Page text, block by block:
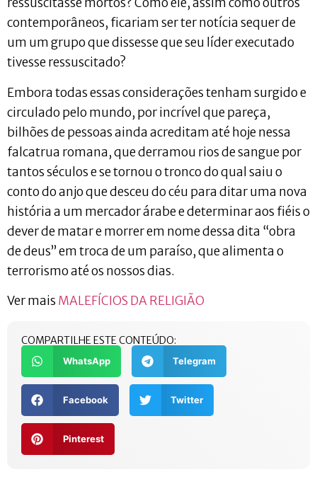
contemporâneos, ficariam ser ter notícia sequer de
um um grupo que dissesse que seu líder executado
tivesse ressuscitado?
Embora todas essas considerações tenham surgido e
circulado pelo mundo, por incrível que pareça,
bilhões de pessoas ainda acreditam até hoje nessa
falcatrua romana, que derramou rios de sangue por
tantos séculos e se tornou o tronco do qual saiu o
conto do anjo que desceu do céu para ditar uma nova
história a um mercador árabe e determinar aos fiéis o
dever de matar e morrer em nome dessa dita “obra
de deus” em troca de um paraíso, que alimenta o
terrorismo até os nossos dias.
Ver mais MALEFÍCIOS DA RELIGIÃO
COMPARTILHE ESTE CONTEÚDO:
WhatsApp Telegram
Facebook Twitter
Pinterest